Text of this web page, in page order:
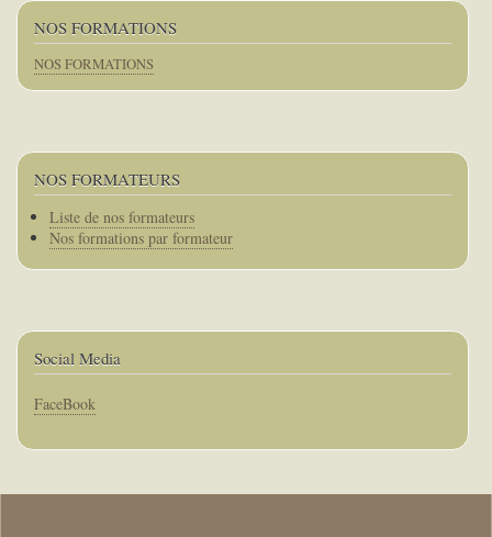
NOS FORMATIONS
NOS FORMATIONS
NOS FORMATEURS
Corps
Liste de nos formateurs
Nos formations par formateur
Social Media
Corps
FaceBook